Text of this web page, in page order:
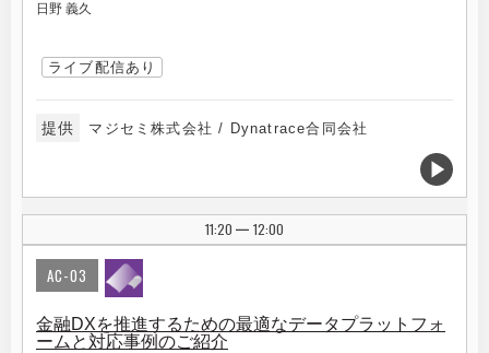
日野 義久
ライブ配信あり
提供 マジセミ株式会社 / Dynatrace合同会社
11:20 | 12:00
AC-03
金融DXを推進するための最適なデータプラットフォ
ームと対応事例のご紹介